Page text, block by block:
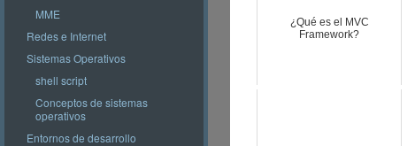
MME
Redes e Internet
Sistemas Operativos
shell script
Conceptos de sistemas
operativos
Entornos de desarrollo
¿Qué es el MVC
Framework?